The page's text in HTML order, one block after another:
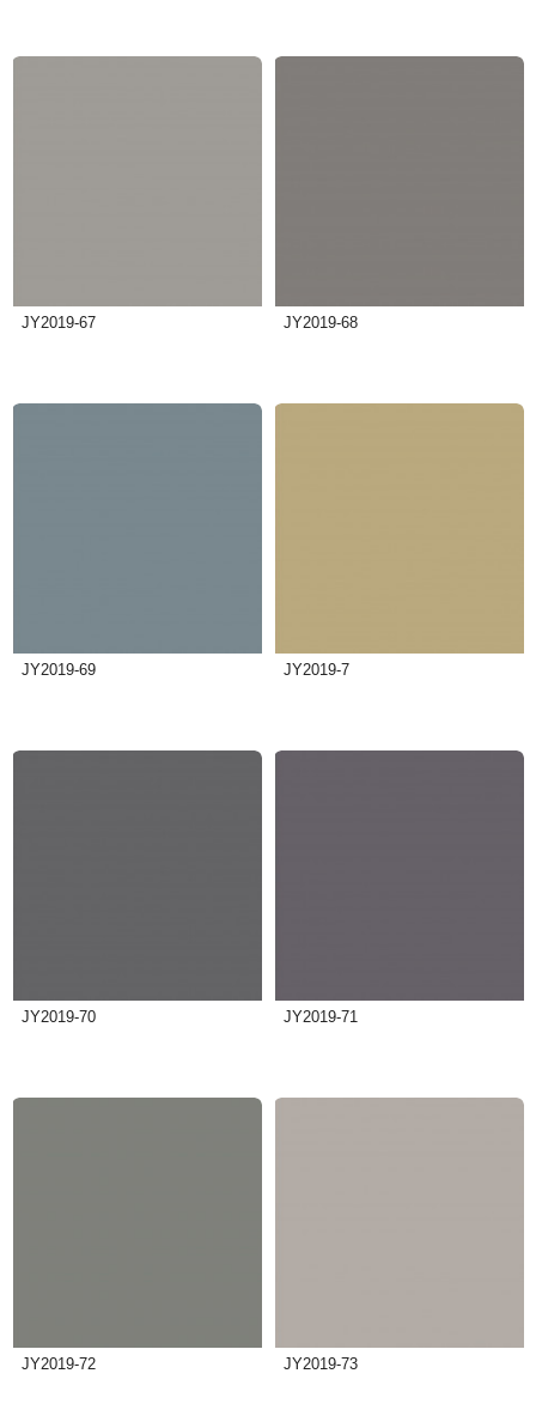
JY2019-67 JY2019-68
JY2019-69 JY2019-7
JY2019-70 JY2019-71
JY2019-72 JY2019-73